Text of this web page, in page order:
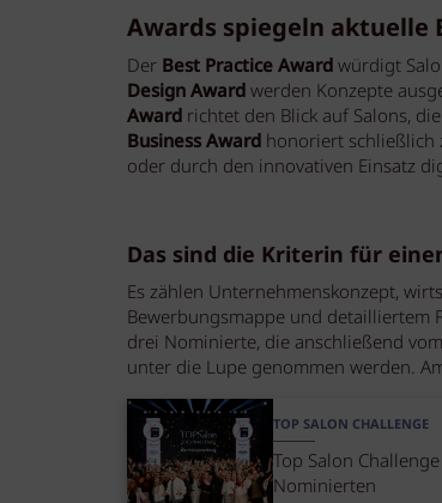
Awards spiegeln
Der Best Practice Awardwürdigt
Design Awardwerden Konzepte
Awardrichtet den Blick auf Salons,
Business Awardhonoriert schließlich
oder durch den innovativen Einsatz
Das sind die Kriterin für
Es zählen Unternehmenskonzept,
Bewerbungsmappe und detailliertem
drei Nominierte, die anschließend
unter die Lupe genommen werden.
TOP SALON CHALLENGE
Top Salon
Nominierten